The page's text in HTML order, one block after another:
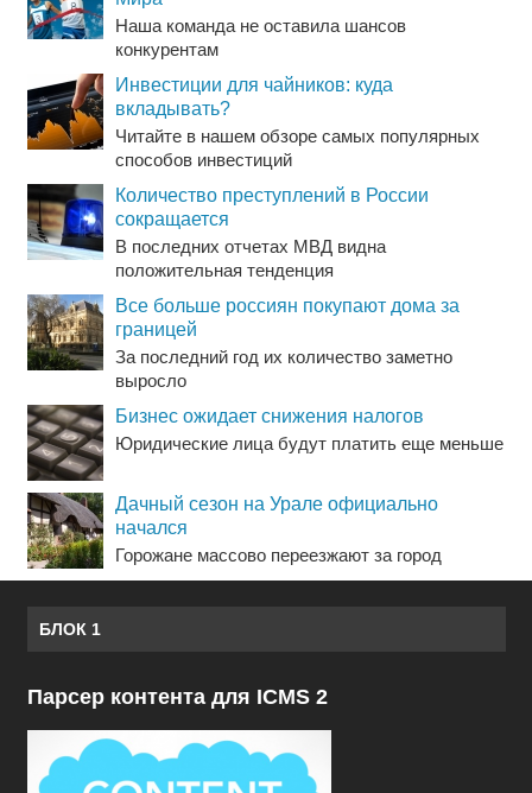
Наша команда не оставила шансов
конкурентам
Инвестиции для чайников: куда
вкладывать?
Читайте в нашем обзоре самых популярных
способов инвестиций
Количество преступлений в России
сокращается
В последних отчетах МВД видна
положительная тенденция
Все больше россиян покупают дома за
границей
За последний год их количество заметно
выросло
Бизнес ожидает снижения налогов
Юридические лица будут платить еще меньше
Дачный сезон на Урале официально
начался
Горожане массово переезжают за город
БЛОК 1
Парсер контента для ICMS 2